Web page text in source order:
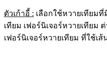
ตัวเก้าอี้ : เลือกใช้หวายเทียม
เทียม เฟอร์นิเจอร์หวายเทีย
เฟอร์นิเจอร์หวายเทียม ที่ใช้เ